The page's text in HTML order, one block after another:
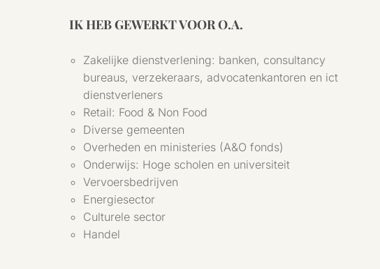
IK HEB GEWERKT VOOR O.A.
Zakelijke dienstverlening: banken, consultancy
bureaus, verzekeraars, advocatenkantoren en ict
dienstverleners
Retail: Food & Non Food
Diverse gemeenten
Overheden en ministeries (A&O fonds)
Onderwijs: Hoge scholen en universiteit
Vervoersbedrijven
Energiesector
Culturele sector
Handel